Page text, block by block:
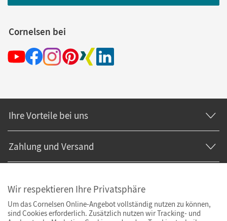
Cornelsen bei
Ihre Vorteile bei uns
Zahlung und Versand
Wir respektieren Ihre Privatsphäre
Um das Cornelsen Online-Angebot vollständig nutzen zu können,
sind Cookies erforderlich. Zusätzlich nutzen wir Tracking- und